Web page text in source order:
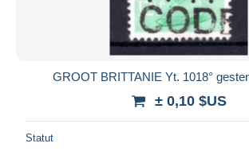
GROOT BRITTANIE Yt. 1018°
± 0,10 $US
Statut